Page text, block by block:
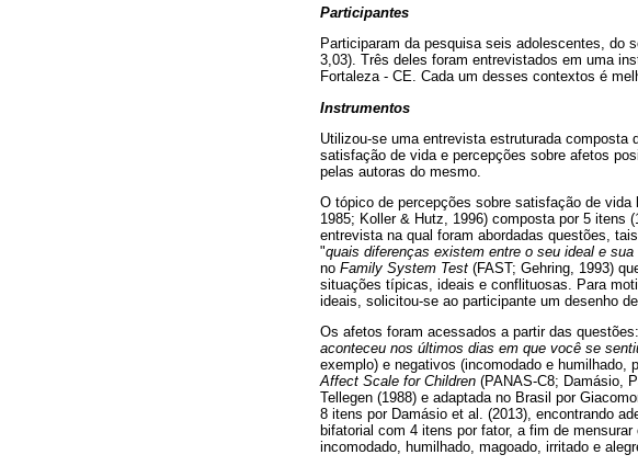
Participantes
Participaram da pesquisa seis adolescentes, do
3,03). Três deles foram entrevistados em uma
Fortaleza - CE. Cada um desses contextos é
Instrumentos
Utilizou-se uma entrevista estruturada
satisfação de vida e percepções sobre afetos
pelas autoras do mesmo.
O tópico de percepções sobre satisfação de
1985; Koller & Hutz, 1996) composta por 5 itens
entrevista na qual foram abordadas questões,
"quais diferenças existem entre o seu ideal e sua
no Family System Test (FAST; Gehring, 1993)
situações típicas, ideais e conflituosas. Para
ideais, solicitou-se ao participante um desenho
Os afetos foram acessados a partir das
aconteceu nos últimos dias em que você se
exemplo) e negativos (incomodado e
Affect Scale for Children (PANAS-C8; Damásio,
Tellegen (1988) e adaptada no Brasil por
8 itens por Damásio et al. (2013), encontrando
bifatorial com 4 itens por fator, a fim de
incomodado, humilhado, magoado, irritado e